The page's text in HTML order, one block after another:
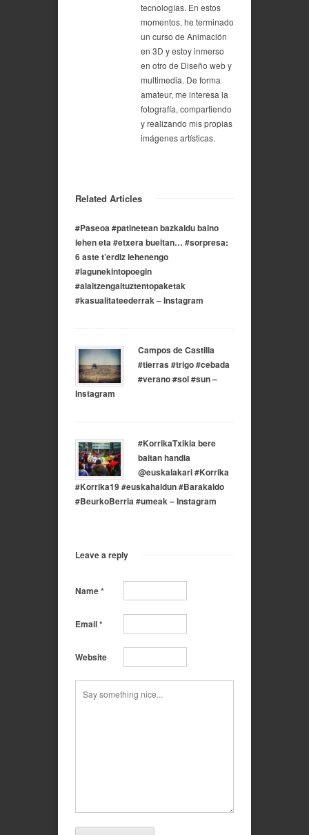
tecnologías. En estos
momentos, he terminado
un curso de Animación
en 3D y estoy inmerso
en otro de Diseño web y
multimedia. De forma
amateur, me interesa la
fotografía, compartiendo
y realizando mis propias
imágenes artísticas.
Related Articles
#Paseoa #patinetean bazkaldu baino
lehen eta #etxera bueltan… #sorpresa:
6 aste t’erdiz lehenengo
#lagunekintopoegin
#alaitzengaituztentopaketak
#kasualitateederrak – Instagram
Campos de Castilla
#tierras #trigo #cebada
#verano #sol #sun –
Instagram
#KorrikaTxikia bere
baitan handia
@euskalakari #Korrika
#Korrika19 #euskahaldun #Barakaldo
#BeurkoBerria #umeak – Instagram
Leave a reply
Name*
Email*
Website